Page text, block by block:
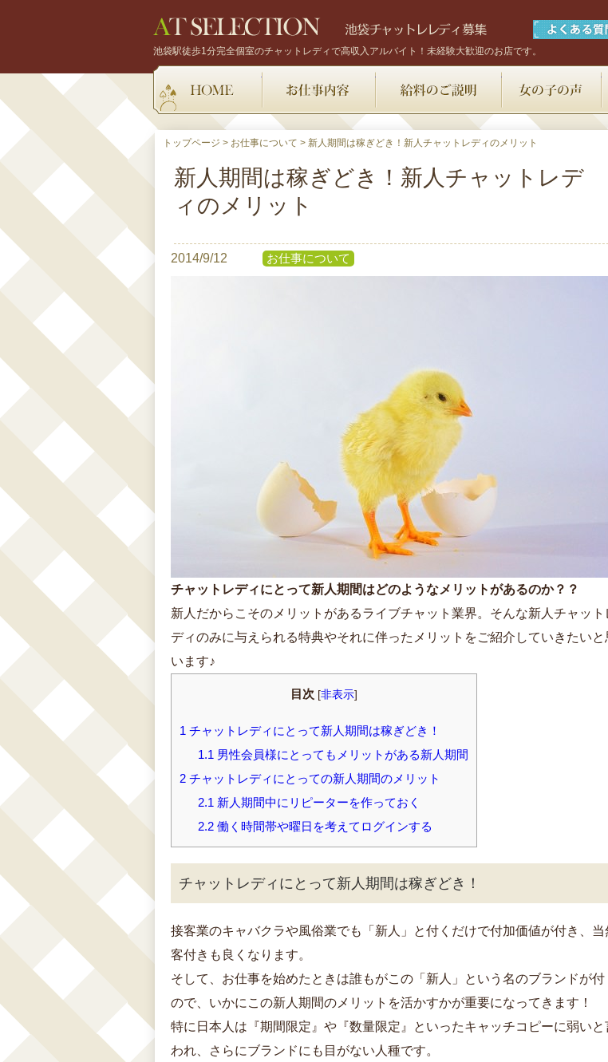
池袋駅徒歩1分完全個室のチャットレディで高収入アルバイト！未経験大歓迎のお店です。
HOME お仕事内容 給料のご説明
トップページ > お仕事について > 新人期間は稼ぎどき！新人チャットレディのメリット
新人期間は稼ぎどき！新人チャットレデ
ィのメリット
2014/9/12 お仕事について
チャットレディにとって新人期間はどのようなメリットがあるのか？？
新人だからこそのメリットがあるライブチャット業界。そんな新人チャット
ディのみに与えられる特典やそれに伴ったメリットをご紹介していきたいと
います♪
目次 [非表示]
1 チャットレディにとって新人期間は稼ぎどき！
1.1 男性会員様にとってもメリットがある新人期間
2 チャットレディにとっての新人期間のメリット
2.1 新人期間中にリピーターを作っておく
2.2働く時間帯や曜日を考えてログインする
チャットレディにとって新人期間は稼ぎどき！
接客業のキャバクラや風俗業でも「新人」と付くだけで付加価値が付き、当
客付きも良くなります。
そして、お仕事を始めたときは誰もがこの「新人」という名のブランドが付
ので、いかにこの新人期間のメリットを活かすかが重要になってきます！
特に日本人は『期間限定』や『数量限定』といったキャッチコピーに弱いと
われ、さらにブランドにも目がない人種です。